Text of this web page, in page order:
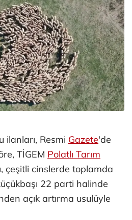
ilanları, Resmi Gazete'de
TİGEM Polatlı Tarım
çeşitli cinslerde toplamda
22 parti halinde
açık artırma usulüyle